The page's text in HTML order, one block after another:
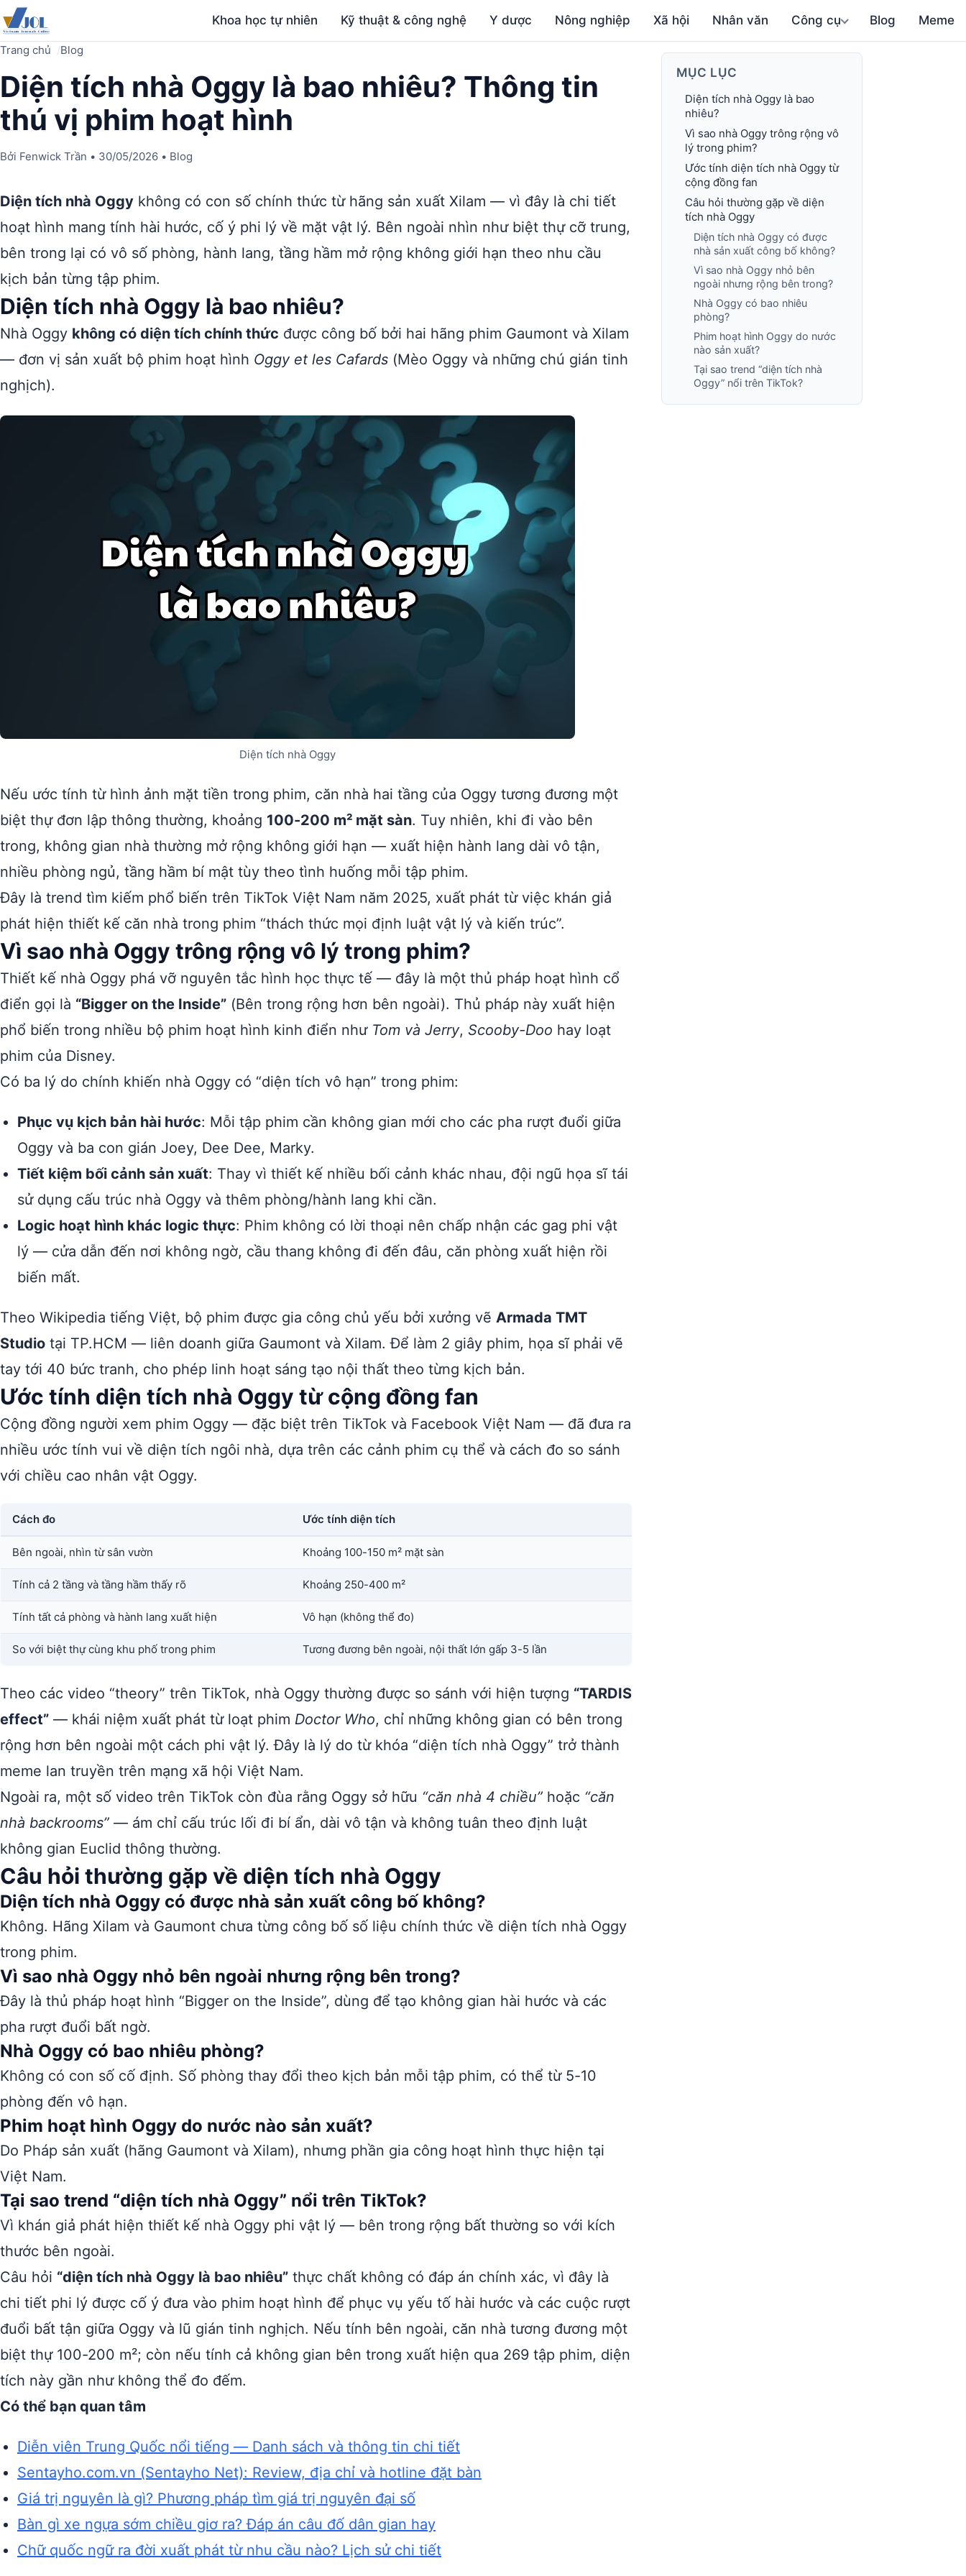
Khoa học tự nhiên Kỹ thuật & công nghệ Y dược Nông nghiệp Xã hội Nhân văn Công cụ Blog Meme
Trang chủ Blog
Diện tích nhà Oggy là bao nhiêu? Thông tin
thú vị phim hoạt hình
Bởi Fenwick Trần • 30/05/2026 • Blog
Diện tích nhà Oggy không có con số chính thức từ hãng sản xuất Xilam — vì đây là chi tiết
hoạt hình mang tính hài hước, cố ý phi lý về mặt vật lý. Bên ngoài nhìn như biệt thự cỡ trung,
bên trong lại có vô số phòng, hành lang, tầng hầm mở rộng không giới hạn theo nhu cầu
kịch bản từng tập phim.
Diện tích nhà Oggy là bao nhiêu?
Nhà Oggy không có diện tích chính thức được công bố bởi hai hãng phim Gaumont và Xilam
— đơn vị sản xuất bộ phim hoạt hình Oggy et les Cafards (Mèo Oggy và những chú gián tinh
nghịch).
Diện tích nhà Oggy
Nếu ước tính từ hình ảnh mặt tiền trong phim, căn nhà hai tầng của Oggy tương đương một
biệt thự đơn lập thông thường, khoảng 100-200 m² mặt sàn. Tuy nhiên, khi đi vào bên
trong, không gian nhà thường mở rộng không giới hạn — xuất hiện hành lang dài vô tận,
nhiều phòng ngủ, tầng hầm bí mật tùy theo tình huống mỗi tập phim.
Đây là trend tìm kiếm phổ biến trên TikTok Việt Nam năm 2025, xuất phát từ việc khán giả
phát hiện thiết kế căn nhà trong phim “thách thức mọi định luật vật lý và kiến trúc”.
Vì sao nhà Oggy trông rộng vô lý trong phim?
Thiết kế nhà Oggy phá vỡ nguyên tắc hình học thực tế — đây là một thủ pháp hoạt hình cổ
điển gọi là “Bigger on the Inside” (Bên trong rộng hơn bên ngoài). Thủ pháp này xuất hiện
phổ biến trong nhiều bộ phim hoạt hình kinh điển như Tom và Jerry, Scooby-Doo hay loạt
phim của Disney.
Có ba lý do chính khiến nhà Oggy có “diện tích vô hạn” trong phim:
Phục vụ kịch bản hài hước: Mỗi tập phim cần không gian mới cho các pha rượt đuổi giữa
Oggy và ba con gián Joey, Dee Dee, Marky.
Tiết kiệm bối cảnh sản xuất: Thay vì thiết kế nhiều bối cảnh khác nhau, đội ngũ họa sĩ tái
sử dụng cấu trúc nhà Oggy và thêm phòng/hành lang khi cần.
Logic hoạt hình khác logic thực: Phim không có lời thoại nên chấp nhận các gag phi vật
lý — cửa dẫn đến nơi không ngờ, cầu thang không đi đến đâu, căn phòng xuất hiện rồi
biến mất.
Theo Wikipedia tiếng Việt, bộ phim được gia công chủ yếu bởi xưởng vẽ Armada TMT
Studio tại TP.HCM — liên doanh giữa Gaumont và Xilam. Để làm 2 giây phim, họa sĩ phải vẽ
tay tới 40 bức tranh, cho phép linh hoạt sáng tạo nội thất theo từng kịch bản.
Ước tính diện tích nhà Oggy từ cộng đồng fan
Cộng đồng người xem phim Oggy — đặc biệt trên TikTok và Facebook Việt Nam — đã đưa ra
nhiều ước tính vui về diện tích ngôi nhà, dựa trên các cảnh phim cụ thể và cách đo so sánh
với chiều cao nhân vật Oggy.
Cách đo Ước tính diện tích
Bên ngoài, nhìn từ sân vườn Khoảng 100-150 m² mặt sàn
Tính cả 2 tầng và tầng hầm thấy rõ Khoảng 250-400 m²
Tính tất cả phòng và hành lang xuất hiện Vô hạn (không thể đo)
So với biệt thự cùng khu phố trong phim Tương đương bên ngoài, nội thất lớn gấp 3-5 lần
Theo các video “theory” trên TikTok, nhà Oggy thường được so sánh với hiện tượng “TARDIS
effect” — khái niệm xuất phát từ loạt phim Doctor Who, chỉ những không gian có bên trong
rộng hơn bên ngoài một cách phi vật lý. Đây là lý do từ khóa “diện tích nhà Oggy” trở thành
meme lan truyền trên mạng xã hội Việt Nam.
Ngoài ra, một số video trên TikTok còn đùa rằng Oggy sở hữu “căn nhà 4 chiều” hoặc “căn
nhà backrooms” — ám chỉ cấu trúc lối đi bí ẩn, dài vô tận và không tuân theo định luật
không gian Euclid thông thường.
Câu hỏi thường gặp về diện tích nhà Oggy
Diện tích nhà Oggy có được nhà sản xuất công bố không?
Không. Hãng Xilam và Gaumont chưa từng công bố số liệu chính thức về diện tích nhà Oggy
trong phim.
Vì sao nhà Oggy nhỏ bên ngoài nhưng rộng bên trong?
Đây là thủ pháp hoạt hình “Bigger on the Inside”, dùng để tạo không gian hài hước và các
pha rượt đuổi bất ngờ.
Nhà Oggy có bao nhiêu phòng?
Không có con số cố định. Số phòng thay đổi theo kịch bản mỗi tập phim, có thể từ 5-10
phòng đến vô hạn.
Phim hoạt hình Oggy do nước nào sản xuất?
Do Pháp sản xuất (hãng Gaumont và Xilam), nhưng phần gia công hoạt hình thực hiện tại
Việt Nam.
Tại sao trend “diện tích nhà Oggy” nổi trên TikTok?
Vì khán giả phát hiện thiết kế nhà Oggy phi vật lý — bên trong rộng bất thường so với kích
thước bên ngoài.
Câu hỏi “diện tích nhà Oggy là bao nhiêu” thực chất không có đáp án chính xác, vì đây là
chi tiết phi lý được cố ý đưa vào phim hoạt hình để phục vụ yếu tố hài hước và các cuộc rượt
đuổi bất tận giữa Oggy và lũ gián tinh nghịch. Nếu tính bên ngoài, căn nhà tương đương một
biệt thự 100-200 m²; còn nếu tính cả không gian bên trong xuất hiện qua 269 tập phim, diện
tích này gần như không thể đo đếm.
Có thể bạn quan tâm
Diễn viên Trung Quốc nổi tiếng — Danh sách và thông tin chi tiết
Sentayho.com.vn (Sentayho Net): Review, địa chỉ và hotline đặt bàn
Giá trị nguyên là gì? Phương pháp tìm giá trị nguyên đại số
Bàn gì xe ngựa sớm chiều giơ ra? Đáp án câu đố dân gian hay
Chữ quốc ngữ ra đời xuất phát từ nhu cầu nào? Lịch sử chi tiết
MỤC LỤC
Diện tích nhà Oggy là bao
nhiêu?
Vì sao nhà Oggy trông rộng vô
lý trong phim?
Ước tính diện tích nhà Oggy từ
cộng đồng fan
Câu hỏi thường gặp về diện
tích nhà Oggy
Diện tích nhà Oggy có được
nhà sản xuất công bố không?
Vì sao nhà Oggy nhỏ bên
ngoài nhưng rộng bên trong?
Nhà Oggy có bao nhiêu
phòng?
Phim hoạt hình Oggy do nước
nào sản xuất?
Tại sao trend “diện tích nhà
Oggy” nổi trên TikTok?